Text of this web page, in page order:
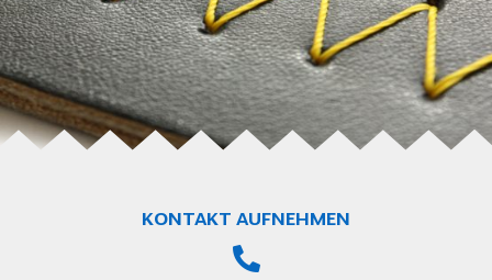
KONTAKT AUFNEHMEN